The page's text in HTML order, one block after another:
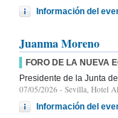
Información del
Juanma Moreno
FORO DE LA NUEVA
Presidente de la Junta
07/05/2026 - Sevilla, Hotel
Información del